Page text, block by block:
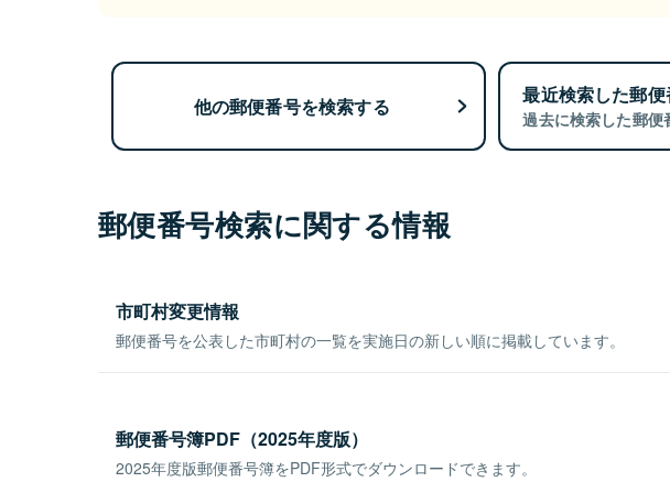
他の郵便番号を検索する 最近検索した郵
過去に検索した郵便
郵便番号検索に関する情報
市町村変更情報
郵便番号を公表した市町村の一覧を実施日の新しい順に掲載しています。
郵便番号簿PDF（2025年度版）
2025年度版郵便番号簿をPDF形式でダウンロードできます。